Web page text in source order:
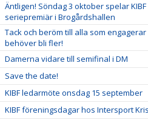
Äntligen! Söndag 3 oktober spelar
seriepremiär i Brogårdshallen
Tack och beröm till alla som engagerar
behöver bli fler!
Damerna vidare till semifinal i DM
Save the date!
KIBF ledarmöte onsdag 15 september
KIBF föreningsdagar hos Intersport